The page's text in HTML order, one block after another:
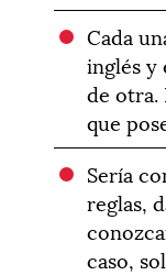
Cada
inglés y
de otra.
que
Sería
reglas,
caso,